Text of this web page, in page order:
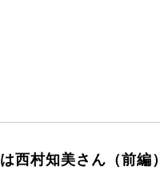
西村知美さん（前編）